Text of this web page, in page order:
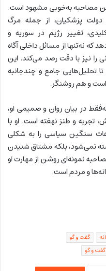
مصاحبه به‌خوبی مشهود است.
پزشکیان، از جمله مرگ
تغییر رژیم در سوریه و
نه‌تنها از مسائل داخلی آگاه
را نیز با دقت رصد می‌کند. این
تحلیل‌هایی جامع و چندجانبه
است و هم روشنگر.
در بیان روان و صمیمی او،
تجربه و طنز نهفته است. او با
سنگین سیاسی را به شکلی
نمی‌شود، بلکه مشتاق شنیدن
نمونه‌ای روشن از مهارت او
و مردم است.
گفت و گو
و گو